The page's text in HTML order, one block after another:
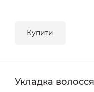
Купити
Укладка волосся